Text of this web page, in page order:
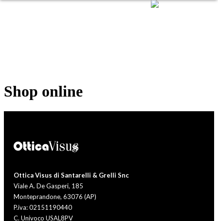
Shop online
Ottica Visus di Santarelli & Grelli Snc
Viale A. De Gasperi, 185
Monteprandone, 63076 (AP)
P.iva: 02151190440
C. Univoco USAL8PV